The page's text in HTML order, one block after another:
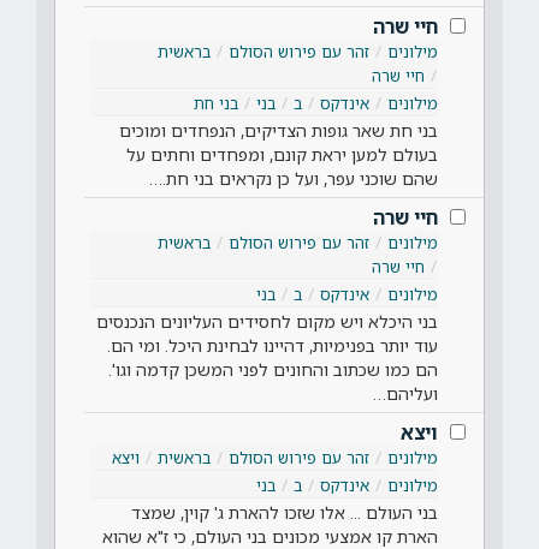
חיי שרה
מילונים זהר עם פירוש הסולם
בראשית
חיי שרה
מילונים
אינדקס ב בני בני חת
בני חת שאר גופות הצדיקים, הנפחדים ומוכים
בעולם למען יראת קונם, ומפחדים וחתים על
שהם שוכני עפר, ועל כן נקראים בני חת.…
חיי שרה
מילונים זהר עם פירוש הסולם
בראשית
חיי שרה
מילונים
אינדקס ב בני
בני היכלא ויש מקום לחסידים העליונים הנכנסים
עוד יותר בפנימיות, דהיינו לבחינת היכל. ומי הם.
הם כמו שכתוב והחונים לפני המשכן קדמה וגו'.
ועליהם…
ויצא
מילונים זהר עם פירוש הסולם בראשית
ויצא
מילונים
אינדקס ב בני
בני העולם ... אלו שזכו להארת ג' קוין, שמצד
הארת קו אמצעי מכונים בני העולם, כי ז"א שהוא